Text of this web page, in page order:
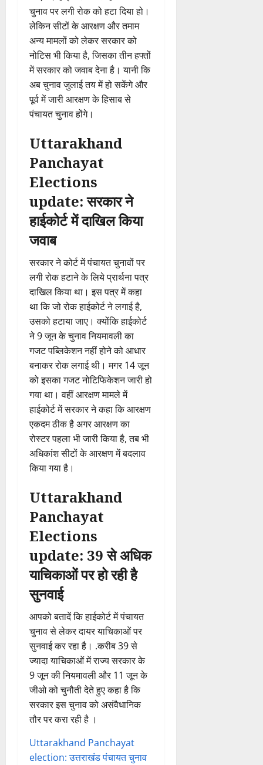
चुनाव पर लगी रोक को हटा दिया हो।
लेकिन सीटों के आरक्षण और तमाम
अन्य मामलों को लेकर सरकार को
नोटिस भी किया है, जिसका तीन हफ्तों
में सरकार को जवाब देना है। यानी कि
अब चुनाव जुलाई तय में हो सकेंगे और
पूर्व में जारी आरक्षण के हिसाब से
पंचायत चुनाव होंगे।
Uttarakhand
Panchayat
Elections
update: सरकार ने
हाईकोर्ट में दाखिल किया
जवाब
सरकार ने कोर्ट में पंचायत चुनावों पर
लगी रोक हटाने के लिये प्रार्थना पत्र
दाखिल किया था। इस पत्र में कहा
था कि जो रोक हाईकोर्ट ने लगाई है,
उसको हटाया जाए। क्योंकि हाईकोर्ट
ने 9 जून के चुनाव नियमावली का
गजट पब्लिकेशन नहीं होने को आधार
बनाकर रोक लगाई थी। मगर 14 जून
को इसका गजट नोटिफिकेशन जारी हो
गया था। वहीं आरक्षण मामले में
हाईकोर्ट में सरकार ने कहा कि आरक्षण
एकदम ठीक है अगर आरक्षण का
रोस्टर पहला भी जारी किया है, तब भी
अधिकांश सीटों के आरक्षण में बदलाव
किया गया है।
Uttarakhand
Panchayat
Elections
update: 39 से अधिक
याचिकाओं पर हो रही है
सुनवाई
आपको बतादें कि हाईकोर्ट में पंचायत
चुनाव से लेकर दायर याचिकाओं पर
सुनवाई कर रहा है। .करीब 39 से
ज्यादा याचिकाओं में राज्य सरकार के
9 जून की नियमावली और 11 जून के
जीओ को चुनौती देते हुए कहा है कि
सरकार इस चुनाव को असंवैधानिक
तौर पर करा रही है ।
Uttarakhand Panchayat
election: उत्तराखंड पंचायत चुनाव